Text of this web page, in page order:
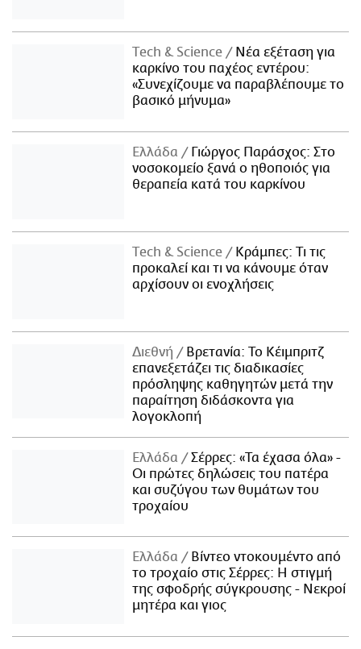
Τech & Science
Νέα εξέταση για
καρκίνο του παχέος εντέρου:
«Συνεχίζουμε να παραβλέπουμε το
βασικό μήνυμα»
Ελλάδα
Γιώργος Παράσχος: Στο
νοσοκομείο ξανά ο ηθοποιός για
θεραπεία κατά του καρκίνου
Τech & Science
Κράμπες: Τι τις
προκαλεί και τι να κάνουμε όταν
αρχίσουν οι ενοχλήσεις
Διεθνή
Βρετανία: Το Κέιμπριτζ
επανεξετάζει τις διαδικασίες
πρόσληψης καθηγητών μετά την
παραίτηση διδάσκοντα για
λογοκλοπή
Ελλάδα
Σέρρες: «Τα έχασα όλα» -
Οι πρώτες δηλώσεις του πατέρα
και συζύγου των θυμάτων του
τροχαίου
Ελλάδα
Βίντεο ντοκουμέντο από
το τροχαίο στις Σέρρες: Η στιγμή
της σφοδρής σύγκρουσης - Νεκροί
μητέρα και γιος